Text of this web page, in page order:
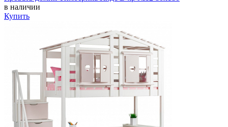
в наличии
Купить